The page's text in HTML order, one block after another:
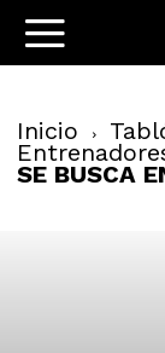
Inicio
SE BUSCA